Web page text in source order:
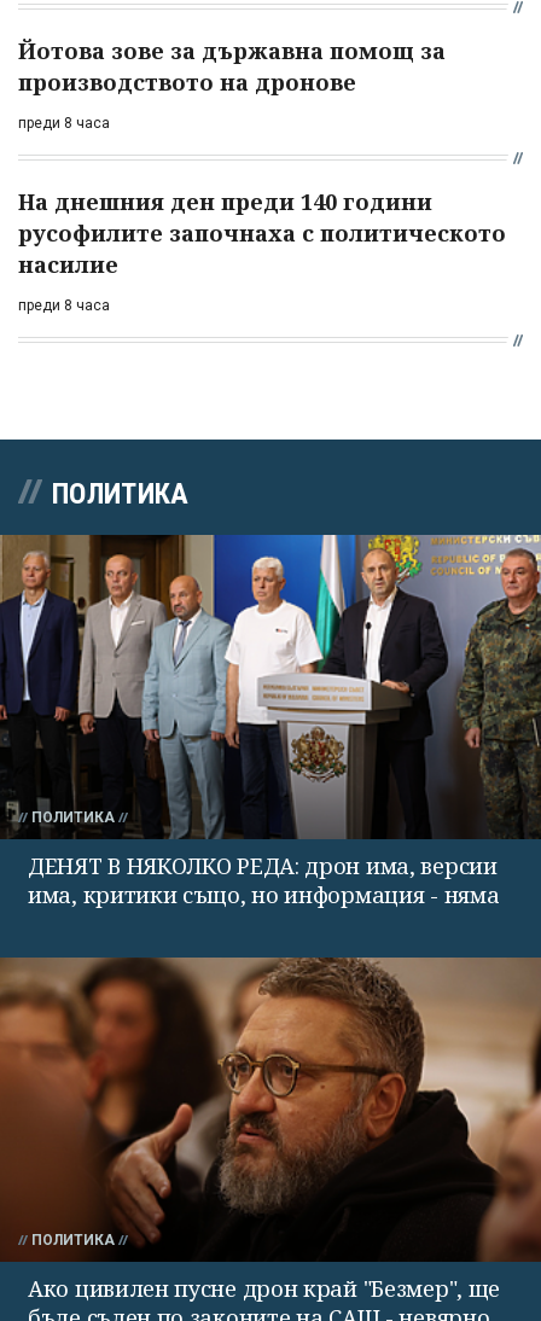
Йотова зове за държавна помощ за
производството на дронове
преди 8 часа
На днешния ден преди 140 години
русофилите започнаха с политическото
насилие
преди 8 часа
ПОЛИТИКА
ПОЛИТИКА
ДЕНЯТ В НЯКОЛКО РЕДА: дрон има, версии
има, критики също, но информация - няма
ПОЛИТИКА
Ако цивилен пусне дрон край "Безмер", ще